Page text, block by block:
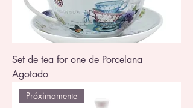
Set de tea for one de Porcelana
Agotado
Próximamente